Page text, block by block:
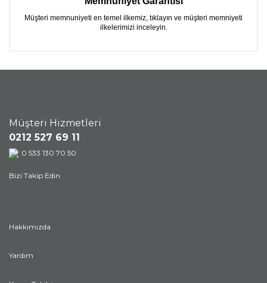
Müşteri memnuniyeti en temel ilkemiz, tıklayın ve müşteri memniyeti
ilkelerimizi inceleyin.
Müşteri Hizmetleri
0212 527 69 11
0 533 130 70 50
Bizi Takip Edin
Hakkımızda
Yardım